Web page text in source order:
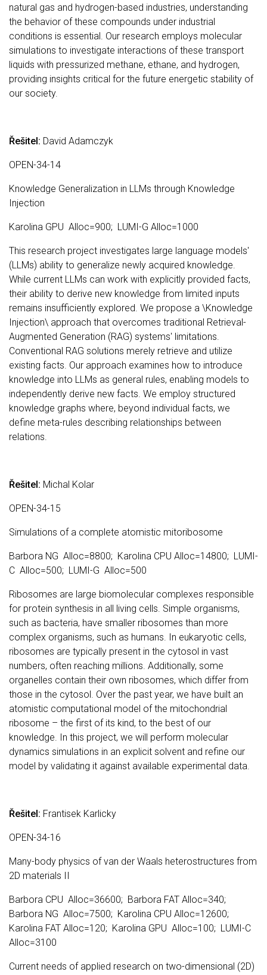
natural gas and hydrogen-based industries, understanding
the behavior of these compounds under industrial
conditions is essential. Our research employs molecular
simulations to investigate interactions of these transport
liquids with pressurized methane, ethane, and hydrogen,
providing insights critical for the future energetic stability of
our society.
Řešitel: David Adamczyk
OPEN-34-14
Knowledge Generalization in LLMs through Knowledge
Injection
Karolina GPU Alloc=900; LUMI-G Alloc=1000
This research project investigates large language models'
(LLMs) ability to generalize newly acquired knowledge.
While current LLMs can work with explicitly provided facts,
their ability to derive new knowledge from limited inputs
remains insufficiently explored. We propose a \Knowledge
Injection\ approach that overcomes traditional Retrieval-
Augmented Generation (RAG) systems' limitations.
Conventional RAG solutions merely retrieve and utilize
existing facts. Our approach examines how to introduce
knowledge into LLMs as general rules, enabling models to
independently derive new facts. We employ structured
knowledge graphs where, beyond individual facts, we
define meta-rules describing relationships between
relations.
Řešitel: Michal Kolar
OPEN-34-15
Simulations of a complete atomistic mitoribosome
Barbora NG Alloc=8800; Karolina CPU Alloc=14800; LUMI-
C Alloc=500; LUMI-G Alloc=500
Ribosomes are large biomolecular complexes responsible
for protein synthesis in all living cells. Simple organisms,
such as bacteria, have smaller ribosomes than more
complex organisms, such as humans. In eukaryotic cells,
ribosomes are typically present in the cytosol in vast
numbers, often reaching millions. Additionally, some
organelles contain their own ribosomes, which differ from
those in the cytosol. Over the past year, we have built an
atomistic computational model of the mitochondrial
ribosome – the first of its kind, to the best of our
knowledge. In this project, we will perform molecular
dynamics simulations in an explicit solvent and refine our
model by validating it against available experimental data.
Řešitel: Frantisek Karlicky
OPEN-34-16
Many-body physics of van der Waals heterostructures from
2D materials II
Barbora CPU Alloc=36600; Barbora FAT Alloc=340;
Barbora NG Alloc=7500; Karolina CPU Alloc=12600;
Karolina FAT Alloc=120; Karolina GPU Alloc=100; LUMI-C
Alloc=3100
Current needs of applied research on two-dimensional (2D)